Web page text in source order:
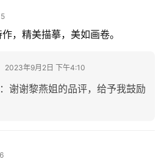
，精美描摹，美如画卷。
2023年9月2日 下午4:10
： 谢谢黎燕姐的品评，给予我鼓励